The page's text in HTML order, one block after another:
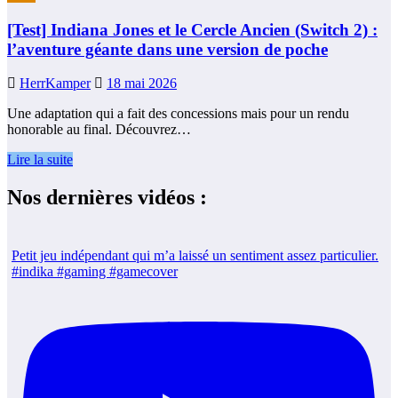
[Test] Indiana Jones et le Cercle Ancien (Switch 2) :
l’aventure géante dans une version de poche
HerrKamper
18 mai 2026
Une adaptation qui a fait des concessions mais pour un rendu
honorable au final. Découvrez…
Lire la suite
Nos dernières vidéos :
Petit jeu indépendant qui m’a laissé un sentiment assez particulier.
#indika #gaming #gamecover